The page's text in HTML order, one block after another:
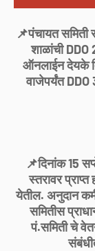
📌पंचायत समिती
शाळांची DDO
ऑनलाईन देयके
वाजेपर्यंत DDO
📌दिनांक 15
स्तरावर
येतील. अनुदान
समितीस
पं.समिती चे